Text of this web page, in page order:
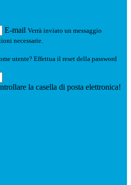
E-mail Verrà inviato un messaggio
necessarie.
utente? Effettua il reset della password
la casella di posta elettronica!